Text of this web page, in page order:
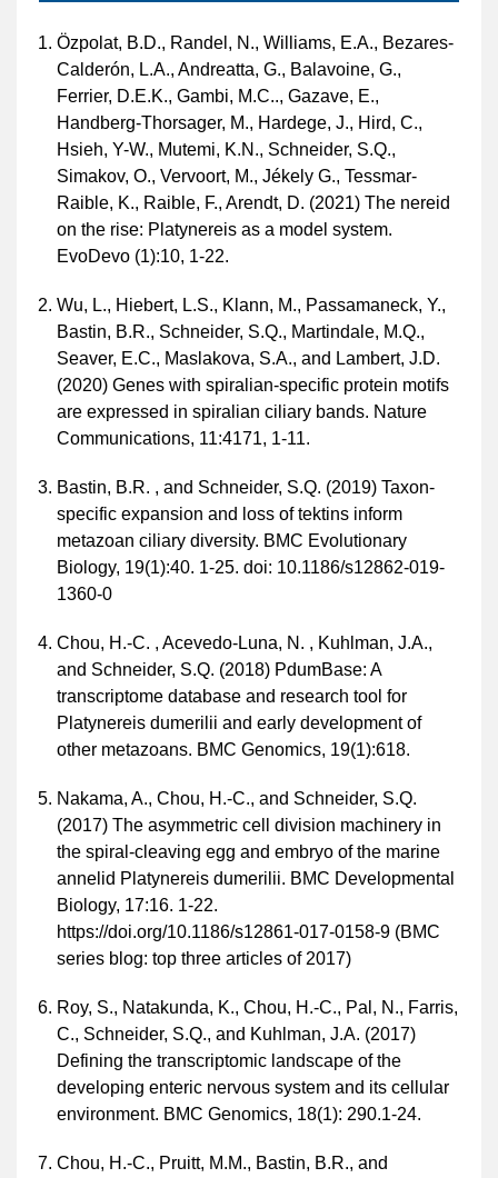
Özpolat, B.D., Randel, N., Williams, E.A., Bezares-
Calderón, L.A., Andreatta, G., Balavoine, G.,
Ferrier, D.E.K., Gambi, M.C.., Gazave, E.,
Handberg-Thorsager, M., Hardege, J., Hird, C.,
Hsieh, Y-W., Mutemi, K.N., Schneider, S.Q.,
Simakov, O., Vervoort, M., Jékely G., Tessmar-
Raible, K., Raible, F., Arendt, D. (2021) The nereid
on the rise: Platynereis as a model system.
EvoDevo (1):10, 1-22.
Wu, L., Hiebert, L.S., Klann, M., Passamaneck, Y.,
Bastin, B.R., Schneider, S.Q., Martindale, M.Q.,
Seaver, E.C., Maslakova, S.A., and Lambert, J.D.
(2020) Genes with spiralian-specific protein motifs
are expressed in spiralian ciliary bands. Nature
Communications, 11:4171, 1-11.
Bastin, B.R. , and Schneider, S.Q. (2019) Taxon-
specific expansion and loss of tektins inform
metazoan ciliary diversity. BMC Evolutionary
Biology, 19(1):40. 1-25. doi: 10.1186/s12862-019-
1360-0
Chou, H.-C. , Acevedo-Luna, N. , Kuhlman, J.A.,
and Schneider, S.Q. (2018) PdumBase: A
transcriptome database and research tool for
Platynereis dumerilii and early development of
other metazoans. BMC Genomics, 19(1):618.
Nakama, A., Chou, H.-C., and Schneider, S.Q.
(2017) The asymmetric cell division machinery in
the spiral-cleaving egg and embryo of the marine
annelid Platynereis dumerilii. BMC Developmental
Biology, 17:16. 1-22.
https://doi.org/10.1186/s12861-017-0158-9 (BMC
series blog: top three articles of 2017)
Roy, S., Natakunda, K., Chou, H.-C., Pal, N., Farris,
C., Schneider, S.Q., and Kuhlman, J.A. (2017)
Defining the transcriptomic landscape of the
developing enteric nervous system and its cellular
environment. BMC Genomics, 18(1): 290.1-24.
Chou, H.-C., Pruitt, M.M., Bastin, B.R., and